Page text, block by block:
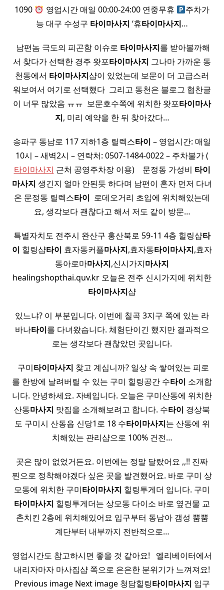
1090
영업시간 매일 00:00-24:00 연중무휴
주차가
능 대구 수성구 타이마사지 ‘휴타이마사지…
​ 남편놈 극도의 피곤함 이슈로 타이마사지를 받아볼까해
서 찾다가 선택한 경주 왓포타이마사지 그나마 가까운 동
천동에서 타이마사지샵이 있었는데 보문이 더 고급스러
워보여서 여기로 선택했다 ​ 그리고 동천은 블로그 협찬글
이 너무 많았음 ㅠㅠ ​ 보문호수쪽에 위치한 왓포타이마사
지, 미리 예약을 한 뒤 찾아갔다…
송파구 동남로 117 지하1층 릴렉스타이 – 영업시간: 매일
10시 – 새벽2시 – 연락처: 0507-1484-0022 – 주차불가 (
타이마사지 근처 공영주차장 이용) ​ ​ ​ 문정동 가성비 타이
마사지 생긴지 얼마 안된듯 하다며 남편이 혼자 먼저 다녀
온 문정동 릴렉스타이 ​ 로데오거리 초입에 위치해있는데
요, 생각보다 괜찮다고 해서 저도 같이 방문…
특별자치도 전주시 완산구 홍산북로 59-11 4층 힐링샵타
이 힐링샵타이 효자동커플마사지,효자동타이마사지,효자
동아로마마사지,신시가지마사지
healingshopthai.quv.kr 오늘은 전주 신시가지에 위치한
타이마사지샵
있느냐? 이 부분입니다. 이번에 칠곡 3지구 쪽에 있는 라
바나타이를 다녀왔습니다. 체험단이긴 했지만 결과적으
로는 생각보다 괜찮았던 곳입니다.
​ ​구미타이마사지 찾고 계십니까? 일상 속 쌓여있는 피로
를 한방에 날려버릴 수 있는 구미 힐링공간 수타이 소개합
니다. 안녕하세요. 자베입니다. 오늘은 구미산동에 위치한
산동마사지 맛집을 소개해보려고 합니다. 수타이 경상북
도 구미시 산동읍 신당1로 18 수타이마사지는 산동에 위
치해있는 관리샵으로 100% 건전…
곳은 많이 없었거든요. 이번에는 정말 달랐어요 ,,!! 진짜
찐으로 정착해야겠다 싶은 곳을 발견했어요. 바로 구미 상
모동에 위치한 구미타이마사지 힐링투게더 입니다. 구미
타이마사지 힐링투게더는 상모동 다이소 바로 옆건물 교
촌치킨 2층에 위치해있어요 입구부터 동남아 갬성 뿜뿜
계단부터 내부까지 전반적으로…
영업시간도 참고하시면 좋을 것 같아요! ​ ​ 엘리베이터에서
내리자마자 마사집샵 쪽으로 은은한 분위기가 느껴져요!
Previous image Next image 청담힐링타이마사지 입구